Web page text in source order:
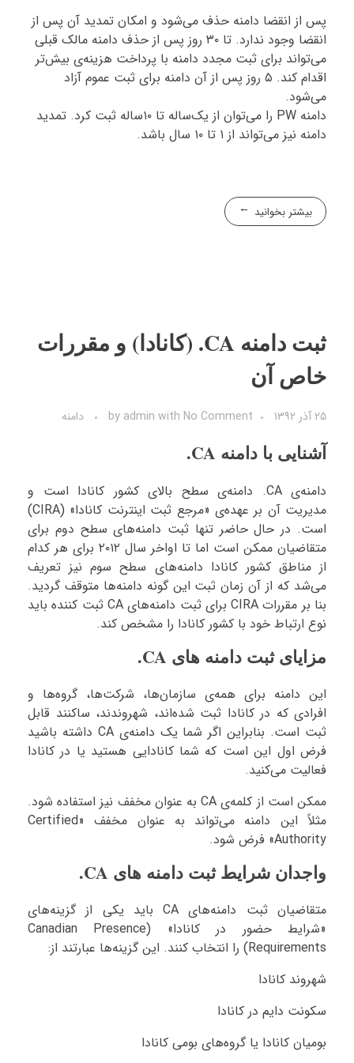
پس از انقضا دامنه حذف می‌شود و امکان تمدید آن پس از
انقضا وجود ندارد. تا ۳۰ روز پس از حذف دامنه مالک قبلی
می‌تواند برای ثبت مجدد دامنه با پرداخت هزینه‌ی بیش‌تر
اقدام کند. ۵ روز پس از آن دامنه برای ثبت عموم آزاد
می‌شود.
دامنه PW را می‌توان از یک‌ساله تا ۱۰ساله ثبت کرد. تمدید
دامنه نیز می‌تواند از ۱ تا ۱۰ سال باشد.
بیشتر بخوانید
ثبت دامنه CA. (کانادا) و مقررات
خاص آن
۲۵ آذر ۱۳۹۲ by admin with No Comment دامنه
آشنایی با دامنه CA.
دامنه‌ی CA. دامنه‌ی سطح بالای کشور کانادا است و
مدیریت آن بر عهده‌ی «مرجع ثبت اینترنت کانادا» (CIRA)
است. در حال حاضر تنها ثبت دامنه‌های سطح دوم برای
متقاضیان ممکن است اما تا اواخر سال ۲۰۱۲ برای هر کدام
از مناطق کشور کانادا دامنه‌های سطح سوم نیز تعریف
می‌شد که از آن زمان ثبت این گونه دامنه‌ها متوقف گردید.
بنا بر مقررات CIRA برای ثبت دامنه‌های CA ثبت کننده باید
نوع ارتباط خود با کشور کانادا را مشخص کند.
مزایای ثبت دامنه های CA.
این دامنه برای همه‌ی سازمان‌ها، شرکت‌ها، گروه‌ها و
افرادی که در کانادا ثبت شده‌اند، شهروندند، ساکنند قابل
ثبت است. بنابراین اگر شما یک دامنه‌ی CA داشته باشید
فرض اول این است که شما کانادایی هستید یا در کانادا
فعالیت می‌کنید.
ممکن است از کلمه‌ی CA به عنوان مخفف نیز استفاده شود.
مثلاً این دامنه می‌تواند به عنوان مخفف «Certified
Authority» فرض شود.
واجدان شرایط ثبت دامنه های CA.
متقاضیان ثبت دامنه‌های CA باید یکی از گزینه‌های
«شرایط حضور در کانادا» (Canadian Presence
Requirements) را انتخاب کنند. این گزینه‌ها عبارتند از:
شهروند کانادا
سکونت دایم در کانادا
بومیان کانادا یا گروه‌های بومی کانادا